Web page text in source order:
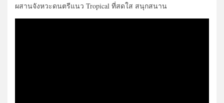
ผสานจังหวะดนตรีแนว Tropical ที่สดใส สนุกสนาน